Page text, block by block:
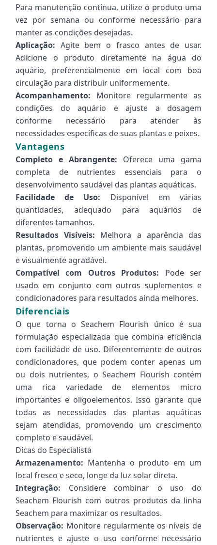
Para manutenção contínua, utilize o produto uma
vez por semana ou conforme necessário para
manter as condições desejadas.
Aplicação: Agite bem o frasco antes de usar.
Adicione o produto diretamente na água do
aquário, preferencialmente em local com boa
circulação para distribuir uniformemente.
Acompanhamento: Monitore regularmente as
condições do aquário e ajuste a dosagem
conforme necessário para atender às
necessidades específicas de suas plantas e peixes.
Vantagens
Completo e Abrangente: Oferece uma gama
completa de nutrientes essenciais para o
desenvolvimento saudável das plantas aquáticas.
Facilidade de Uso: Disponível em várias
quantidades, adequado para aquários de
diferentes tamanhos.
Resultados Visíveis: Melhora a aparência das
plantas, promovendo um ambiente mais saudável
e visualmente agradável.
Compatível com Outros Produtos: Pode ser
usado em conjunto com outros suplementos e
condicionadores para resultados ainda melhores.
Diferenciais
O que torna o Seachem Flourish único é sua
formulação especializada que combina eficiência
com facilidade de uso. Diferentemente de outros
condicionadores, que podem conter apenas um
ou dois nutrientes, o Seachem Flourish contém
uma rica variedade de elementos micro
importantes e oligoelementos. Isso garante que
todas as necessidades das plantas aquáticas
sejam atendidas, promovendo um crescimento
completo e saudável.
Dicas do Especialista
Armazenamento: Mantenha o produto em um
local fresco e seco, longe da luz solar direta.
Integração: Considere combinar o uso do
Seachem Flourish com outros produtos da linha
Seachem para maximizar os resultados.
Observação: Monitore regularmente os níveis de
nutrientes e ajuste o uso conforme necessário